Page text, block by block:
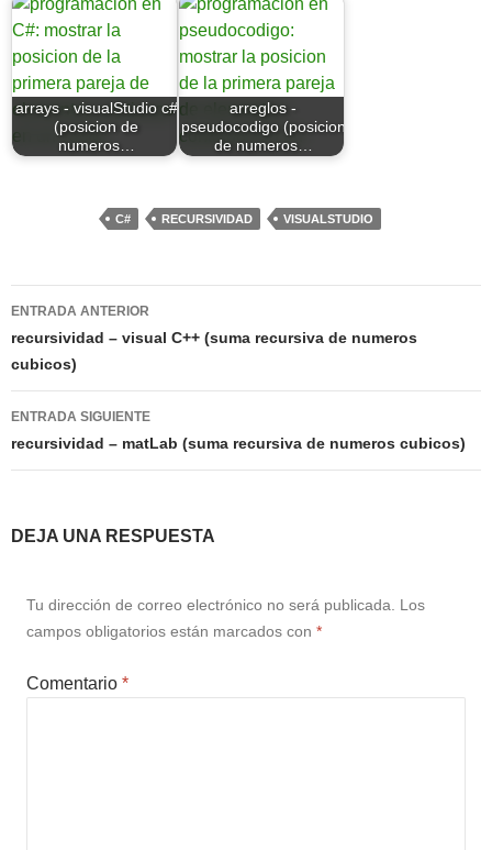
arrays - visualStudio c#
(posicion de
numeros…
arreglos -
pseudocodigo (posicion
de numeros…
C# RECURSIVIDAD VISUALSTUDIO
Navegación
de
entradas
ENTRADA ANTERIOR
recursividad – visual C++ (suma recursiva de numeros
cubicos)
ENTRADA SIGUIENTE
recursividad – matLab (suma recursiva de numeros cubicos)
DEJA UNA RESPUESTA
Tu dirección de correo electrónico no será publicada. Los
campos obligatorios están marcados con *
Comentario *